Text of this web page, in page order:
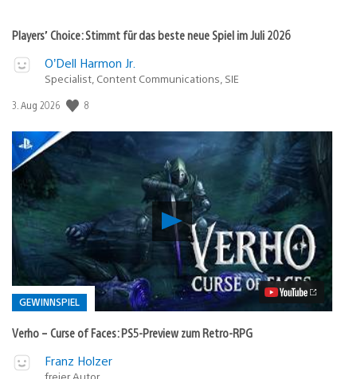
Players’ Choice: Stimmt für das beste neue Spiel im Juli 2026
O’Dell Harmon Jr.
Specialist, Content Communications, SIE
Veröffentlichungsdatum:
3. Aug 2026 8
Verho
–
Curse
of
Faces:
PS5-
Preview
zum
Retro-
GEWINNSPIEL
Verho – Curse of Faces: PS5-Preview zum Retro-RPG
Veröffentlicht
Franz Holzer